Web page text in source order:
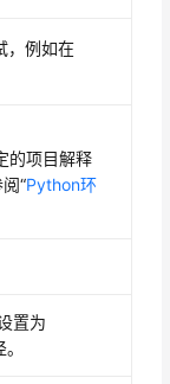
，例如在
的项目解释
“Python环
置为